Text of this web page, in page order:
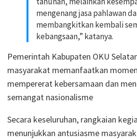
mengenang jasa pahlawan
membangkitkan kembali
kebangsaan,” katanya.
Pemerintah Kabupaten OKU
masyarakat memanfaatkan
mempererat kebersamaan dan
semangat nasionalisme
Secara keseluruhan, rangkaian
menunjukkan antusiasme